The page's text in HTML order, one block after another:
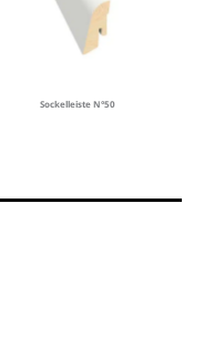
Sockelleiste N°50